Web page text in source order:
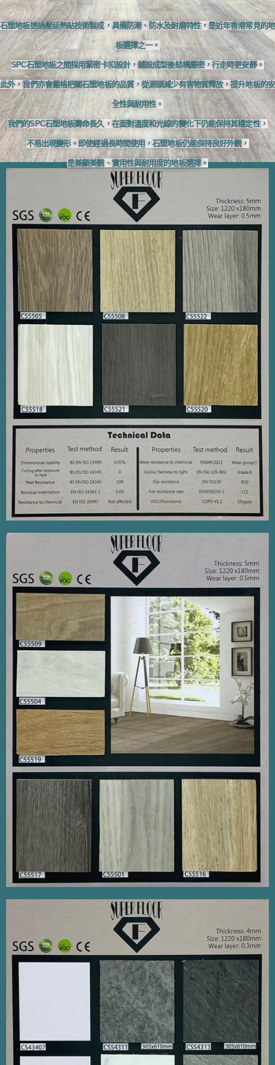
石塑地板透過壓延熱貼技術製成，具備防潮、防水及耐磨特性，是近年香港常見的地
板選擇之一。
SPC石塑地板之間採用緊密卡扣設計，鋪設成型後結構嚴密，行走時更安靜。
此外，我們亦會嚴格把關石塑地板的品質，從源頭減少有害物質釋放，提升地板的安
全性與耐用性。
我們的SPC石塑地板壽命長久，在面對溫度和光線的變化下仍能保持其穩定性，
不易出現變形。即使經過長時間使用，石塑地板仍能保持良好外觀，
是兼顧美觀、實用性與耐用度的地板選擇。